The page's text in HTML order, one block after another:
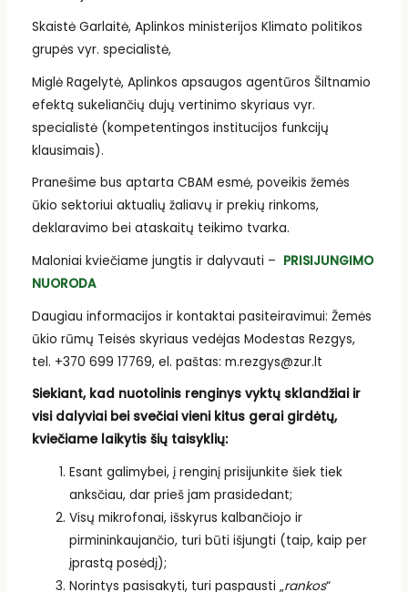
Skaistė Garlaitė, Aplinkos ministerijos Klimato politikos
grupės vyr. specialistė,
Miglė Ragelytė, Aplinkos apsaugos agentūros Šiltnamio
efektą sukeliančių dujų vertinimo skyriaus vyr.
specialistė (kompetentingos institucijos funkcijų
klausimais).
Pranešime bus aptarta CBAM esmė, poveikis žemės
ūkio sektoriui aktualių žaliavų ir prekių rinkoms,
deklaravimo bei ataskaitų teikimo tvarka.
Maloniai kviečiame jungtis ir dalyvauti – PRISIJUNGIMO
NUORODA
Daugiau informacijos ir kontaktai pasiteiravimui: Žemės
ūkio rūmų Teisės skyriaus vedėjas Modestas Rezgys,
tel. +370 699 17769, el. paštas: m.rezgys@zur.lt
Siekiant, kad nuotolinis renginys vyktų sklandžiai ir
visi dalyviai bei svečiai vieni kitus gerai girdėtų,
kviečiame laikytis šių taisyklių:
Esant galimybei, į renginį prisijunkite šiek tiek
anksčiau, dar prieš jam prasidedant;
Visų mikrofonai, išskyrus kalbančiojo ir
pirmininkaujančio, turi būti išjungti (taip, kaip per
įprastą posėdį);
Norintys pasisakyti, turi paspausti „rankos“